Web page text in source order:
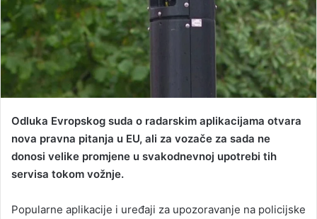
l
Odluka Evropskog suda o radarskim aplikacijama otvara
nova pravna pitanja u EU, ali za vozače za sada ne
donosi velike promjene u svakodnevnoj upotrebi tih
servisa tokom vožnje.
Popularne aplikacije i uređaji za upozoravanje na policijske